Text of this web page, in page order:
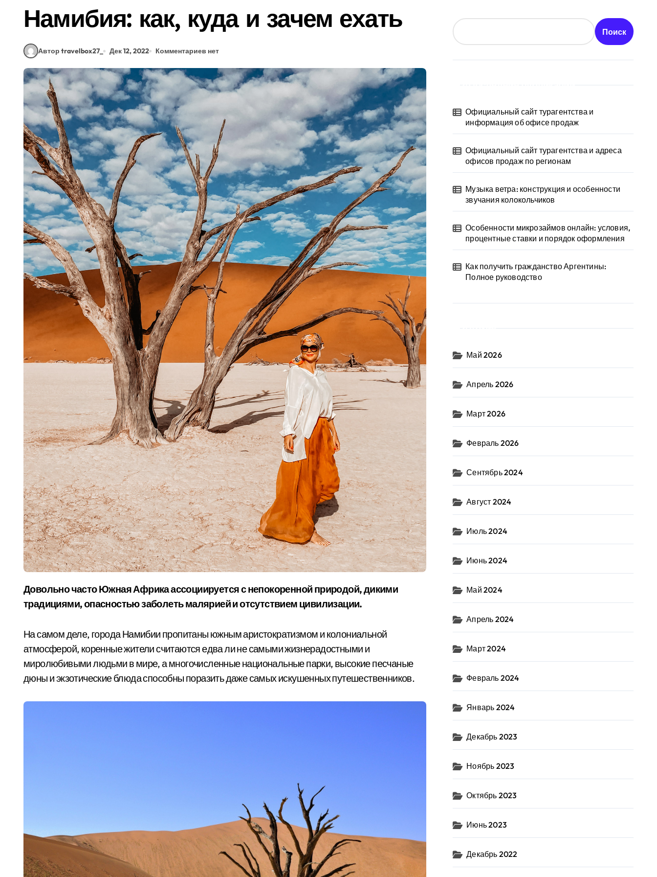
Намибия: как, куда и зачем ехать
Автор travelbox27_ Дек 12, 2022 Комментариев нет
Довольно часто Южная Африка ассоциируется с непокоренной природой, дикими
традициями, опасностью заболеть малярией и отсутствием цивилизации.
На самом деле, города Намибии пропитаны южным аристократизмом и колониальной
атмосферой, коренные жители считаются едва ли не самыми жизнерадостными и
миролюбивыми людьми в мире, а многочисленные национальные парки, высокие песчаные
дюны и экзотические блюда способны поразить даже самых искушенных путешественников.
Поиск
Официальный сайт турагентства и
информация об офисе продаж
Официальный сайт турагентства и адреса
офисов продаж по регионам
Музыка ветра: конструкция и особенности
звучания колокольчиков
Особенности микрозаймов онлайн: условия,
процентные ставки и порядок оформления
Как получить гражданство Аргентины:
Полное руководство
Май 2026
Апрель 2026
Март 2026
Февраль 2026
Сентябрь 2024
Август 2024
Июль 2024
Июнь 2024
Май 2024
Апрель 2024
Март 2024
Февраль 2024
Январь 2024
Декабрь 2023
Ноябрь 2023
Октябрь 2023
Июнь 2023
Декабрь 2022